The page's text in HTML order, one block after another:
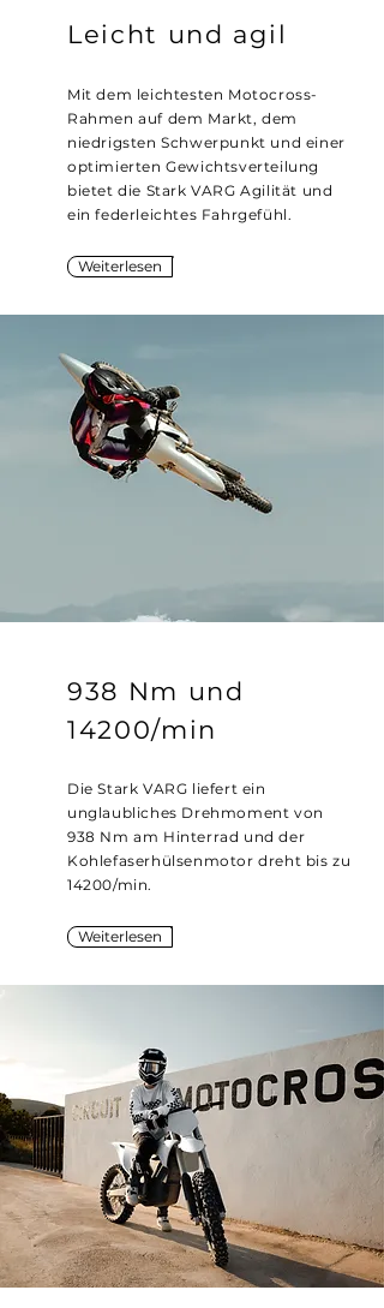
Leicht und agil
Mit dem leichtesten Motocross-
Rahmen auf dem Markt, dem
niedrigsten Schwerpunkt und einer
optimierten Gewichtsverteilung
bietet die Stark VARG Agilität und
ein federleichtes Fahrgefühl.
Weiterlesen
938 Nm und
14200/min
Die Stark VARG liefert ein
unglaubliches Drehmoment von
938 Nm am Hinterrad und der
Kohlefaserhülsenmotor dreht bis zu
14200/min.
Weiterlesen